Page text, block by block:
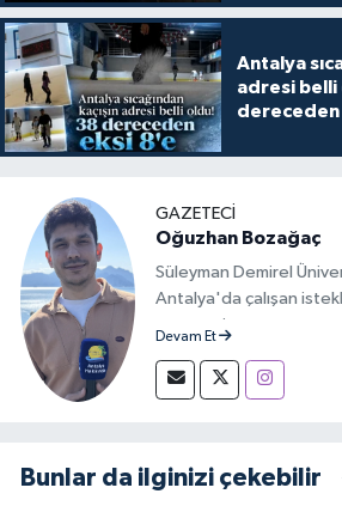
Antalya
adresi belli
dereceden
GAZETECİ
Oğuzhan Bozağaç
Süleyman Demirel
Antalya'da çalışan
gazeteci.
Devam Et
Bunlar da ilginizi çekebilir